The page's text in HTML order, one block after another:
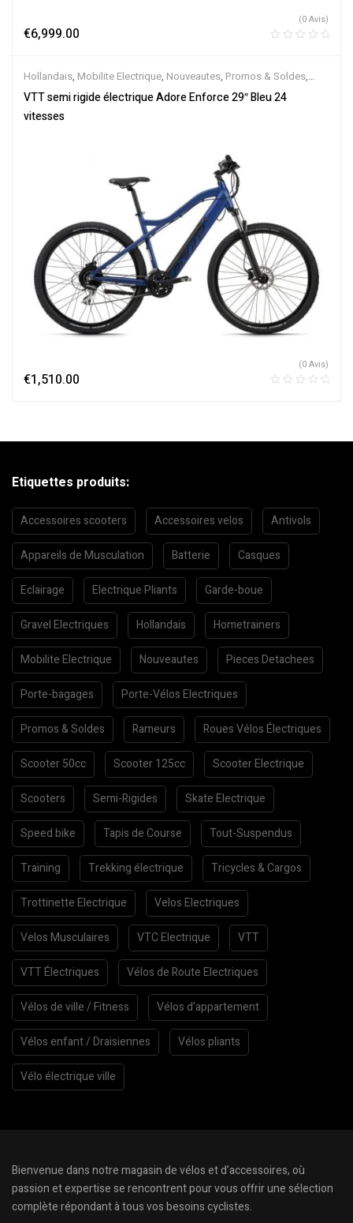
€6,999.00
(0 Avis)
Hollandais, Mobilite Electrique, Nouveautes, Promos & Soldes,
Semi-Rigides,Vélo électrique ville,Velos Electriques,VTT
Électriques
VTT semi rigide électrique Adore Enforce 29″ Bleu 24
vitesses
€1,510.00
(0 Avis)
Etiquettes produits:
Accessoires scooters Accessoires velos Antivols
Appareils de Musculation Batterie Casques
Eclairage Electrique Pliants Garde-boue
Gravel Electriques Hollandais Hometrainers
Mobilite Electrique Nouveautes Pieces Detachees
Porte-bagages Porte-Vélos Electriques
Promos & Soldes Rameurs Roues Vélos Électriques
Scooter 50cc Scooter 125cc Scooter Electrique
Scooters Semi-Rigides Skate Electrique
Speed bike Tapis de Course Tout-Suspendus
Training Trekking électrique Tricycles & Cargos
Trottinette Electrique Velos Electriques
Velos Musculaires VTC Electrique VTT
VTT Électriques Vélos de Route Electriques
Vélos de ville / Fitness Vélos d’appartement
Vélos enfant / Draisiennes Vélos pliants
Vélo électrique ville
Bienvenue dans notre magasin de vélos et d’accessoires, où
passion et expertise se rencontrent pour vous offrir une sélection
complète répondant à tous vos besoins cyclistes.